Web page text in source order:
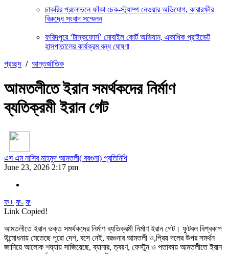
চাকরির প্রলোভনে ফাঁকা চেক-স্ট্যাম্প নেওয়ার অভিযোগ, কারারক্ষীর
বিরুদ্ধে সংবাদ সম্মেলন
ফরিদপুরে ‘টাস্কফোর্স’ মোবাইল কোর্ট অভিযান, একাধিক প্রাইভেট
হাসপাতালের কার্যক্রম বন্ধ ঘোষণা
প্রচ্ছদ / আন্তর্জাতিক
আমতলীতে ইরান সমর্থকদের নির্মাণ
ব্যতিক্রমী ইরান গেট
এস এম নাসির মাহমুদ আমতলী( বরগুনা) প্রতিনিধি
June 23, 2026 2:17 pm
ফ+ ফ- ফ
Link Copied!
আমতলীতে ইরান ভক্ত সমর্থকদের নির্মাণ ব্যতিক্রমী নির্মাণ ইরান গেট। ফুটবল বিশ্বকাপ
উন্মোধনায় মেতেছে পুরো দেশ, বসে নেই, বরগুনার আমতলী ও,প্রিয় দলের উপর সমর্থন
জানিয়ে আলোক শয্যায় সাজিয়েছে, ব্যানার, ত্বরণ, ফেস্টুন ও পতাকায় আমতলীতে ইরান